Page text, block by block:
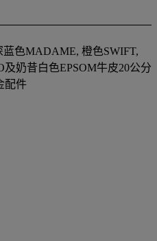
色MADAME, 橙色SWIFT,
奶昔白色EPSOM牛皮20公分
配件